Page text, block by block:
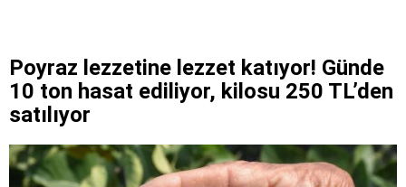
Poyraz lezzetine lezzet katıyor! Günde
10 ton hasat ediliyor, kilosu 250 TL’den
satılıyor